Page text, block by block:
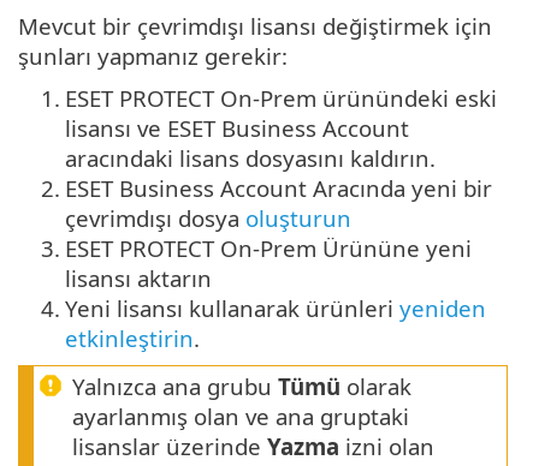
Mevcut bir çevrimdışı lisansı değiştirmek için
şunları yapmanız gerekir:
1. ESET PROTECT On-Prem ürünündeki eski
lisansı ve ESET Business Account
aracındaki lisans dosyasını kaldırın.
2. ESET Business Account Aracında yeni bir
çevrimdışı dosya oluşturun
3. ESET PROTECT On-Prem Ürününe yeni
lisansı aktarın
4. Yeni lisansı kullanarak ürünleri yeniden
etkinleştirin.
Yalnızca ana grubu Tümü olarak
ayarlanmış olan ve ana gruptaki
lisanslar üzerinde Yazma izni olan